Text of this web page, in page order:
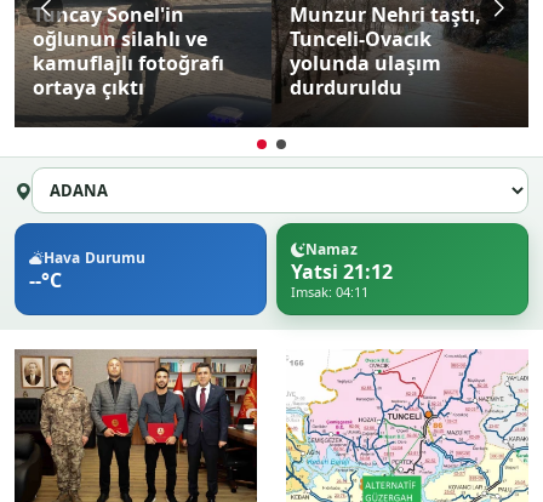
Tuncay Sonel'in
oğlunun silahlı ve
kamuflajlı fotoğrafı
ortaya çıktı
Munzur Nehri taştı,
Tunceli-Ovacık
yolunda ulaşım
durduruldu
Hava Durumu
--°C
Namaz
Yatsi 21:12
Imsak: 04:11